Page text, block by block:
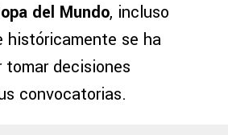
del Mundo, incluso
históricamente se ha
decisiones
convocatorias.